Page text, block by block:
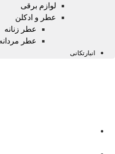
لوازم برقی
عطر و ادکلن
عطر زنانه
عطر
انبارتکانی